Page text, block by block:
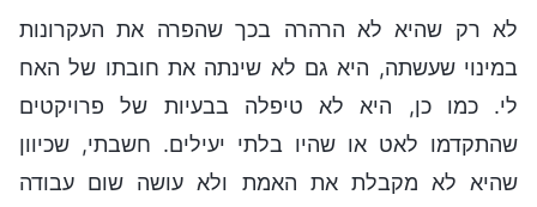
לא רק שהיא לא הרהרה בכך שהפרה את העקרונות
במינוי שעשתה, היא גם לא שינתה את חובתו של האח
לי. כמו כן, היא לא טיפלה בבעיות של פרויקטים
שהתקדמו לאט או שהיו בלתי יעילים. חשבתי, שכיוון
שהיא לא מקבלת את האמת ולא עושה שום עבודה